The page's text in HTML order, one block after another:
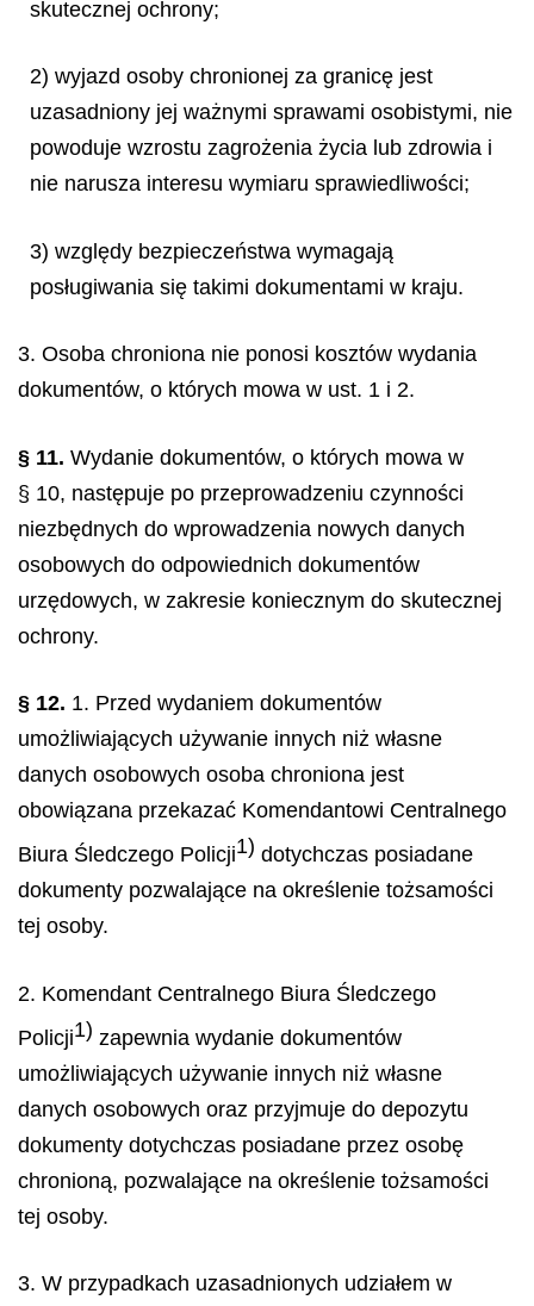
skutecznej ochrony;
2) wyjazd osoby chronionej za granicę jest
uzasadniony jej ważnymi sprawami osobistymi, nie
powoduje wzrostu zagrożenia życia lub zdrowia i
nie narusza interesu wymiaru sprawiedliwości;
3) względy bezpieczeństwa wymagają
posługiwania się takimi dokumentami w kraju.
3. Osoba chroniona nie ponosi kosztów wydania
dokumentów, o których mowa w ust. 1 i 2.
§ 11. Wydanie dokumentów, o których mowa w
§ 10, następuje po przeprowadzeniu czynności
niezbędnych do wprowadzenia nowych danych
osobowych do odpowiednich dokumentów
urzędowych, w zakresie koniecznym do skutecznej
ochrony.
§ 12. 1. Przed wydaniem dokumentów
umożliwiających używanie innych niż własne
danych osobowych osoba chroniona jest
obowiązana przekazać Komendantowi Centralnego
Biura Śledczego Policji1) dotychczas posiadane
dokumenty pozwalające na określenie tożsamości
tej osoby.
2. Komendant Centralnego Biura Śledczego
Policji1) zapewnia wydanie dokumentów
umożliwiających używanie innych niż własne
danych osobowych oraz przyjmuje do depozytu
dokumenty dotychczas posiadane przez osobę
chronioną, pozwalające na określenie tożsamości
tej osoby.
3. W przypadkach uzasadnionych udziałem w